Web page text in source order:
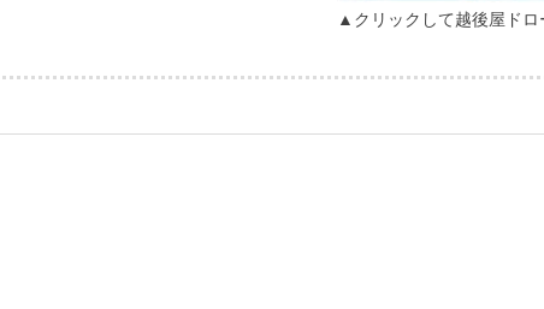
▲クリックして越後屋ドロ